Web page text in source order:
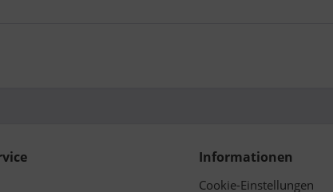
Informationen
Cookie-Einstellungen